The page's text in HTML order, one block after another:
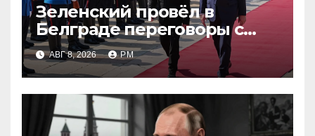
Зеленский провёл в
Белграде переговоры с
Вучичем
АВГ 8, 2026 РМ